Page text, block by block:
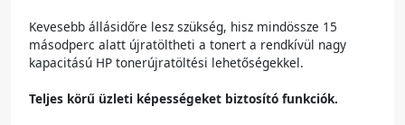
Kevesebb állásidőre lesz szükség, hisz mindössze 15
másodperc alatt újratöltheti a tonert a rendkívül nagy
kapacitású HP tonerújratöltési lehetőségekkel.
Teljes körű üzleti képességeket biztosító funkciók.